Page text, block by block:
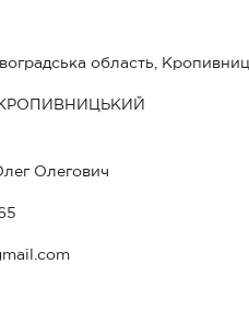
область,
КРОПИВНИЦЬКИЙ
Олегович